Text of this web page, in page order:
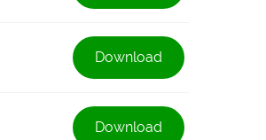
Download
Download